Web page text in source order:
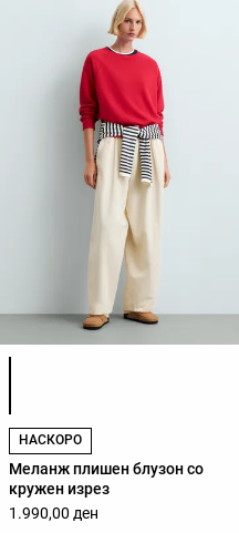
Листа на бои на производот
НАСКОРО
Меланж плишен блузон со
кружен изрез
1.990,00 ден